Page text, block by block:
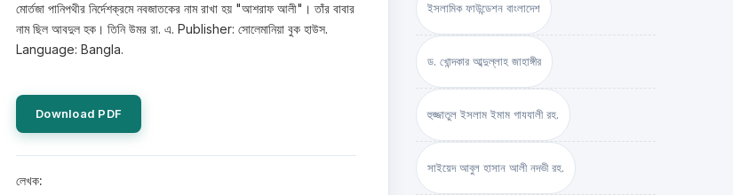
মোর্তজা পানিপথীর নির্দেশক্রমে নবজাতকের নাম রাখা হয় "আশরাফ আলী"। তাঁর বাবার
নাম ছিল আবদুল হক। তিনি উমর রা. এ. Publisher: সোলেমানিয়া বুক হাউস.
Language: Bangla.
Download PDF
লেখক:
ইসলামিক ফাউন্ডেশন বাংলাদেশ
ড. খোন্দকার আব্দুল্লাহ জাহাঙ্গীর
হুজ্জাতুল ইসলাম ইমাম গাযযালী রহ.
সাইয়েদ আবুল হাসান আলী নদভী রহ.